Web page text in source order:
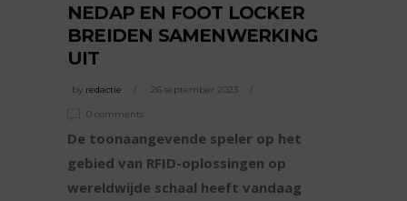
NEDAP EN FOOT LOCKER
BREIDEN SAMENWERKING
UIT
by redactie 26 september 2023
0 comments
De toonaangevende speler op het
gebied van RFID-oplossingen op
wereldwijde schaal heeft vandaag